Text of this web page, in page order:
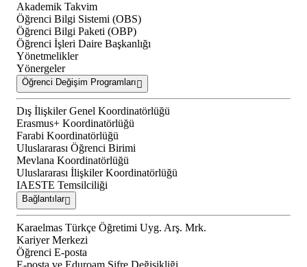
Akademik Takvim
Öğrenci Bilgi Sistemi (OBS)
Öğrenci Bilgi Paketi (OBP)
Öğrenci İşleri Daire Başkanlığı
Yönetmelikler
Yönergeler
Öğrenci Değişim Programları
Dış İlişkiler Genel Koordinatörlüğü
Erasmus+ Koordinatörlüğü
Farabi Koordinatörlüğü
Uluslararası Öğrenci Birimi
Mevlana Koordinatörlüğü
Uluslararası İlişkiler Koordinatörlüğü
IAESTE Temsilciliği
Bağlantılar
Karaelmas Türkçe Öğretimi Uyg. Arş. Mrk.
Kariyer Merkezi
Öğrenci E-posta